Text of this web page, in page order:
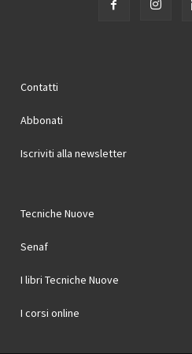
Contatti
Abbonati
Iscriviti alla newsletter
Tecniche Nuove
Senaf
I libri Tecniche Nuove
I corsi online